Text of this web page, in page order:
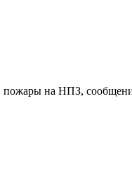
пожары на НПЗ,